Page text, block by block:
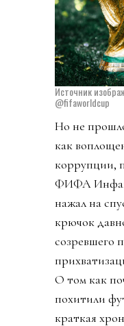
Источник
@fifaworldcup
Но не
как
коррупции,
ФИФА
нажал на
крючок
созревшего
О том как
похитили
краткая